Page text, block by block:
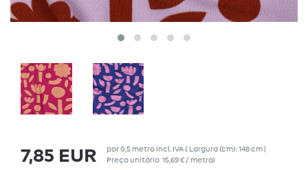
7,85 EUR por0,5 metroincl. IVA( Largura (cm): 148 cm |
Preço unitário 15,69 € / metro)